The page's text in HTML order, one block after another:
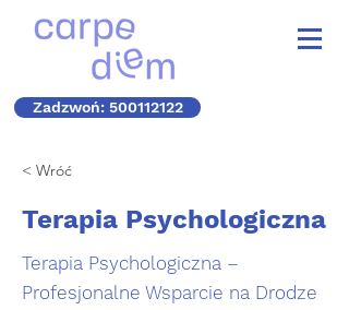
Zadzwoń: 500112122
< Wróć
Terapia Psychologiczna
Terapia Psychologiczna –
Profesjonalne Wsparcie na Drodze